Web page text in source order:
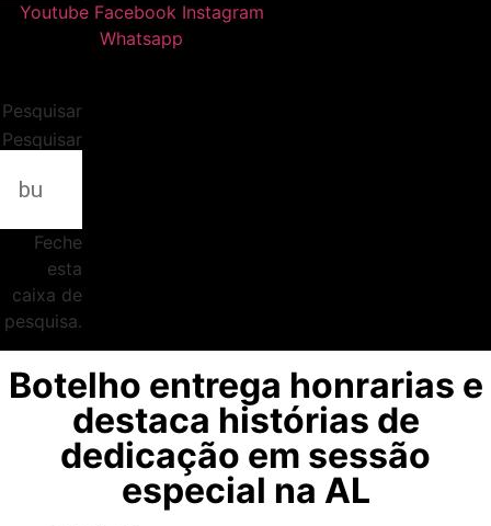
Youtube Facebook Instagram
Whatsapp
Pesquisar
Pesquisar
Feche
esta
caixa de
pesquisa.
Botelho entrega honrarias e
destaca histórias de
dedicação em sessão
especial na AL